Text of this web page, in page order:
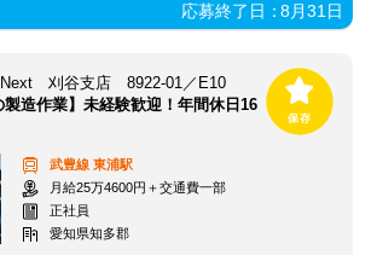
応募終了日：8月31日
Next 刈谷支店 8922-01／E10
製造作業】未経験歓迎！年間休日16
武豊線 東浦駅
月給25万4600円＋交通費一部
正社員
愛知県知多郡